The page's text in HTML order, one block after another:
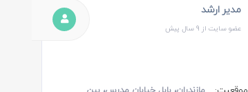
مدیر ارشد
عضو سایت از 9 سال پیش